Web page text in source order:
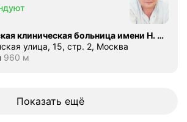
Детская городская клиническая больница имени Н. Ф. Филатова, корпус № 2
улица, 15, стр. 2, Москва
Расстояние 960 м
960 м
Показать ещё